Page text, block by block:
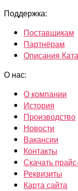
Поддержка:
Поставщикам
Партнёрам
Описания
О нас:
О компании
История
Производство
Новости
Вакансии
Контакты
Скачать
Реквизиты
Карта сайта